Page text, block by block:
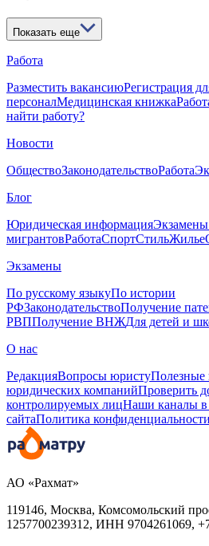
Показать еще
Работа
Разместить вакансиюРегистрация
персоналМедицинская книжка
найти работу?
Новости
ОбществоЗаконодательствоРабота
Блог
Юридическая информацияЭкзамены
мигрантовРаботаСпортСтильЖилье
Экзамены
По русскому языкуПо истории
РФЗаконодательствоПолучение
РВППолучение ВНЖДля детей и
О нас
РедакцияВопросы юристуПолезные
юридических компанийПроверить
контролируемых лицНаши каналы в
сайтаПолитика конфиденциальности
АО «Рахмат»
119146, Москва, Комсомольский
1257700239312, ИНН 9704261069,